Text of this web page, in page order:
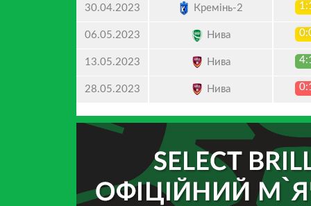
30.04.2023 Кремінь-2
06.05.2023 Нива
13.05.2023 Нива
28.05.2023 Нива